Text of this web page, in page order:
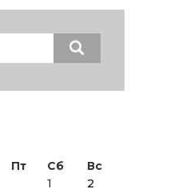
Пт Сб
Вс
1
2